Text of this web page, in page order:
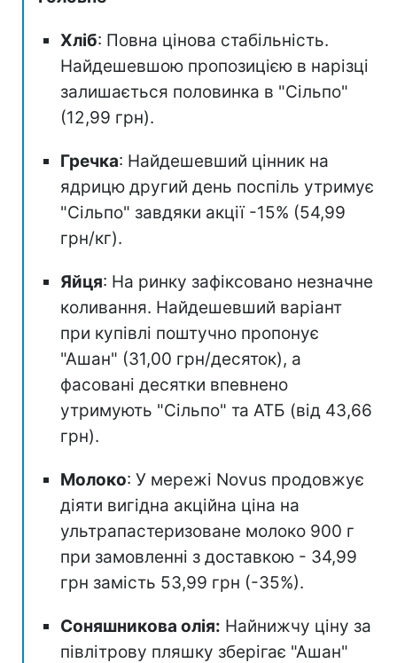
Хліб: Повна цінова стабільність.
Найдешевшою пропозицією в нарізці
залишається половинка в "Сільпо"
(12,99 грн).
Гречка: Найдешевший цінник на
ядрицю другий день поспіль утримує
"Сільпо" завдяки акції -15% (54,99
грн/кг).
Яйця: На ринку зафіксовано незначне
коливання. Найдешевший варіант
при купівлі поштучно пропонує
"Ашан" (31,00 грн/десяток), а
фасовані десятки впевнено
утримують "Сільпо" та АТБ (від 43,66
грн).
Молоко: У мережі Novus продовжує
діяти вигідна акційна ціна на
ультрапастеризоване молоко 900 г
при замовленні з доставкою - 34,99
грн замість 53,99 грн (-35%).
Соняшникова олія: Найнижчу ціну за
півлітрову пляшку зберігає "Ашан"